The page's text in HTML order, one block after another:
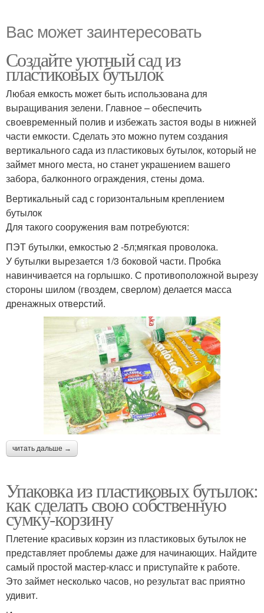
Вас может заинтересовать
Создайте уютный сад из
пластиковых бутылок
Любая емкость может быть использована для
выращивания зелени. Главное – обеспечить
своевременный полив и избежать застоя воды в нижней
части емкости. Сделать это можно путем создания
вертикального сада из пластиковых бутылок, который не
займет много места, но станет украшением вашего
забора, балконного ограждения, стены дома.
Вертикальный сад с горизонтальным креплением
бутылок
Для такого сооружения вам потребуются:
ПЭТ бутылки, емкостью 2 -5л;мягкая проволока.
У бутылки вырезается 1/3 боковой части. Пробка
навинчивается на горлышко. С противоположной вырезу
стороны шилом (гвоздем, сверлом) делается масса
дренажных отверстий.
читать дальше →
Упаковка из пластиковых бутылок:
как сделать свою собственную
сумку-корзину
Плетение красивых корзин из пластиковых бутылок не
представляет проблемы даже для начинающих. Найдите
самый простой мастер-класс и приступайте к работе.
Это займет несколько часов, но результат вас приятно
удивит.